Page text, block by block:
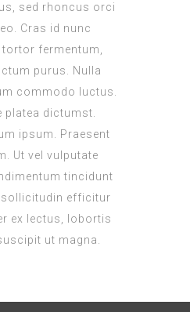
sed rhoncus orci
Cras id nunc
fermentum,
purus. Nulla
commodo luctus.
platea dictumst.
ipsum. Praesent
Ut vel vulputate
tincidunt
efficitur
ex lectus, lobortis
ut magna.